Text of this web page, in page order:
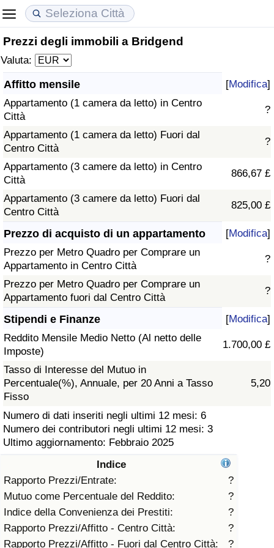
Prezzi degli immobili a Bridgend
Valuta:
Affitto mensile [Modifica]
Appartamento (1 camera da letto) in Centro
Città
?
Appartamento (1 camera da letto) Fuori dal
Centro Città
?
Appartamento (3 camere da letto) in Centro
Città
866,67 £
Appartamento (3 camere da letto) Fuori dal
Centro Città
825,00 £
Prezzo di acquisto di un appartamento [Modifica]
Prezzo per Metro Quadro per Comprare un
Appartamento in Centro Città
?
Prezzo per Metro Quadro per Comprare un
Appartamento fuori dal Centro Città
?
Stipendi e Finanze [Modifica]
Reddito Mensile Medio Netto (Al netto delle
Imposte)
1.700,00 £
Tasso di Interesse del Mutuo in
Percentuale(%), Annuale, per 20 Anni a Tasso
Fisso
5,20
Numero di dati inseriti negli ultimi 12 mesi: 6
Numero dei contributori negli ultimi 12 mesi: 3
Ultimo aggiornamento: Febbraio 2025
Indice
Rapporto Prezzi/Entrate:
?
Mutuo come Percentuale del Reddito:
?
Indice della Convenienza dei Prestiti:
?
Rapporto Prezzi/Affitto - Centro Città:
?
Rapporto Prezzi/Affitto - Fuori dal Centro Città:
?
Costo della vita
Indice Del Costo Della Vita (corrente)
Indice Del Costo Della Vita
Indice del Costo della Vita per Nazione
ad Aqaba
Prezzi degli immobili
Indice del Prezzo delle Case (Corrente)
Indice del Prezzo delle Case
Indice del Prezzo delle Case per Nazione
Qualità della Vita
Indice della Qualità della Vita
Indice della Qualità della Vita (Corrente)
Indice della qualità della vita per Paese
Criminalità
Indice del Tasso di Criminalità (Corrente)
Indice della Criminalità
Indice di criminalità per paese
Assistenza Sanitaria
Indice dell’Assistenza Sanitaria (Corrente)
Indice dell’Assistenza Sanitaria
Indice dell’Assistenza Sanitaria per
Nazione
Inquinamento
Indice dell’Inquinamento (Corrente)
Indice di inquinamento
Indice dell’Inquinamento per Nazione